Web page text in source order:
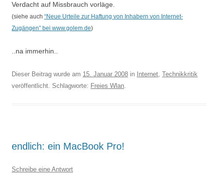
Verdacht auf Missbrauch vorläge.
(siehe auch “Neue Urteile zur Haftung von Inhabern von Internet-
Zugängen” bei www.golem.de)
..na immerhin..
Dieser Beitrag wurde am 15. Januar 2008 in Internet, Technikkritik
veröffentlicht. Schlagworte: Freies Wlan.
endlich: ein MacBook Pro!
Schreibe eine Antwort